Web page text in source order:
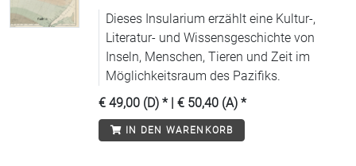
Dieses Insularium erzählt eine Kultur-,
Literatur- und Wissensgeschichte von
Inseln, Menschen, Tieren und Zeit im
Möglichkeitsraum des Pazifiks.
€ 49,00 (D) * | € 50,40 (A) *
IN DEN WARENKORB